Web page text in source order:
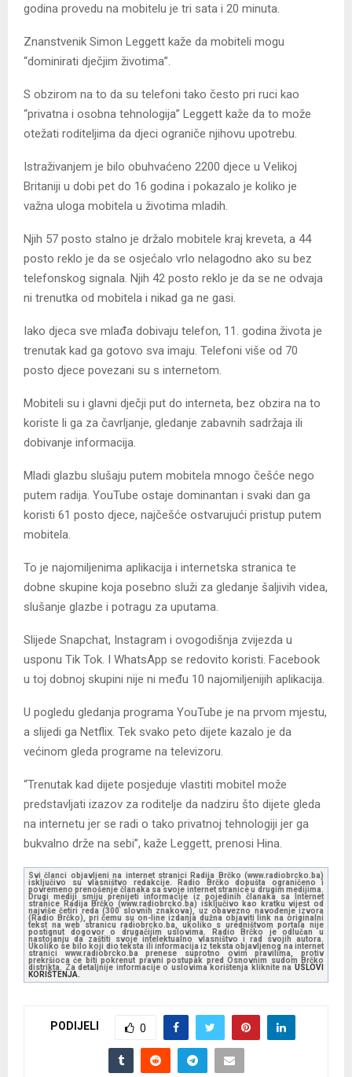
godina provedu na mobitelu je tri sata i 20 minuta.
Znanstvenik Simon Leggett kaže da mobiteli mogu
“dominirati dječjim životima”.
S obzirom na to da su telefoni tako često pri ruci kao
“privatna i osobna tehnologija” Leggett kaže da to može
otežati roditeljima da djeci ograniče njihovu upotrebu.
Istraživanjem je bilo obuhvaćeno 2200 djece u Velikoj
Britaniji u dobi pet do 16 godina i pokazalo je koliko je
važna uloga mobitela u životima mladih.
Njih 57 posto stalno je držalo mobitele kraj kreveta, a 44
posto reklo je da se osjećalo vrlo nelagodno ako su bez
telefonskog signala. Njih 42 posto reklo je da se ne odvaja
ni trenutka od mobitela i nikad ga ne gasi.
Iako djeca sve mlađa dobivaju telefon, 11. godina života je
trenutak kad ga gotovo sva imaju. Telefoni više od 70
posto djece povezani su s internetom.
Mobiteli su i glavni dječji put do interneta, bez obzira na to
koriste li ga za čavrljanje, gledanje zabavnih sadržaja ili
dobivanje informacija.
Mladi glazbu slušaju putem mobitela mnogo češće nego
putem radija. YouTube ostaje dominantan i svaki dan ga
koristi 61 posto djece, najčešće ostvarujući pristup putem
mobitela.
To je najomiljenima aplikacija i internetska stranica te
dobne skupine koja posebno služi za gledanje šaljivih videa,
slušanje glazbe i potragu za uputama.
Slijede Snapchat, Instagram i ovogodišnja zvijezda u
usponu Tik Tok. I WhatsApp se redovito koristi. Facebook
u toj dobnoj skupini nije ni među 10 najomiljenijih aplikacija.
U pogledu gledanja programa YouTube je na prvom mjestu,
a slijedi ga Netflix. Tek svako peto dijete kazalo je da
većinom gleda programe na televizoru.
“Trenutak kad dijete posjeduje vlastiti mobitel može
predstavljati izazov za roditelje da nadziru što dijete gleda
na internetu jer se radi o tako privatnoj tehnologiji jer ga
bukvalno drže na sebi”, kaže Leggett, prenosi Hina.
Svi članci objavljeni na internet stranici Radija Brčko (www.radiobrcko.ba)
isključivo su vlasništvo redakcije. Radio Brčko dopušta ograničeno i
povremeno prenošenje članaka sa svoje internet stranice u drugim medijima.
Drugi mediji smiju prenijeti informacije iz pojedinih članaka sa Internet
stranice Radija Brčko (www.radiobrcko.ba) isključivo kao kratku vijest od
najviše četiri reda (300 slovnih znakova), uz obavezno navođenje izvora
(Radio Brčko), pri čemu su on-line izdanja dužna objaviti link na originalni
tekst na web stranicu radiobrcko.ba, ukoliko s uredništvom portala nije
postignut dogovor o drugačijim uslovima. Radio Brčko je odlučan u
nastojanju da zaštiti svoje intelektualno vlasništvo i rad svojih autora.
Ukoliko se bilo koji dio teksta ili informacija iz teksta objavljenog na internet
stranici www.radiobrcko.ba prenese suprotno ovim pravilima, protiv
prekršioca će biti pokrenut pravni postupak pred Osnovnim sudom Brčko
distrikta. Za detaljnije informacije o uslovima korištenja kliknite na USLOVI
KORIŠTENJA.
PODIJELI 0